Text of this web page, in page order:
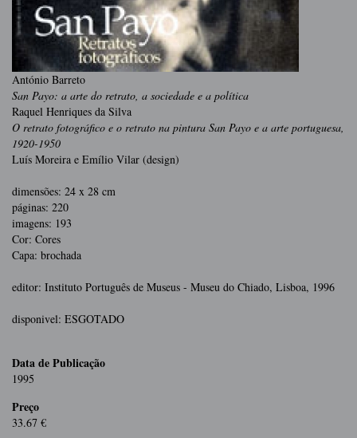
António Barreto
San Payo: a arte do retrato, a sociedade e a política
Raquel Henriques da Silva
O retrato fotográfico e o retrato na pintura San Payo e a arte portuguesa,
1920-1950
Luís Moreira e Emílio Vilar (design)
dimensões: 24 x 28 cm
páginas: 220
imagens: 193
Cor: Cores
Capa: brochada
editor: Instituto Português de Museus - Museu do Chiado, Lisboa, 1996
disponivel: ESGOTADO
Data de Publicação
1995
Preço
33.67 €